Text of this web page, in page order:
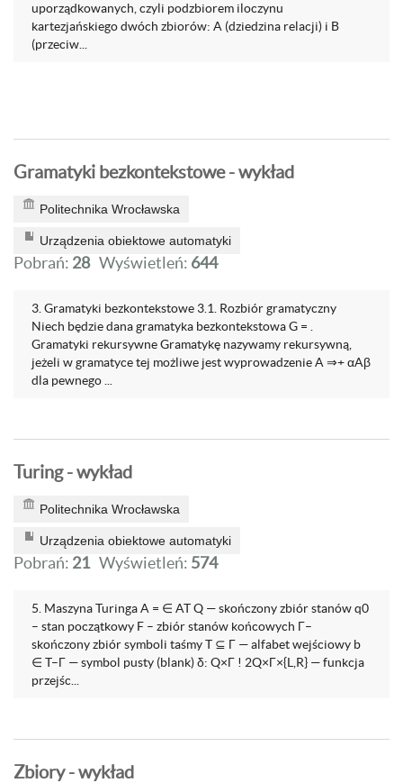
uporządkowanych, czyli podzbiorem iloczynu
kartezjańskiego dwóch zbiorów: A (dziedzina relacji) i B
(przeciw...
Gramatyki bezkontekstowe - wykład
Politechnika Wrocławska
Urządzenia obiektowe automatyki
Pobrań: 28 Wyświetleń: 644
3. Gramatyki bezkontekstowe 3.1. Rozbiór gramatyczny
Niech będzie dana gramatyka bezkontekstowa G = .
Gramatyki rekursywne Gramatykę nazywamy rekursywną,
jeżeli w gramatyce tej możliwe jest wyprowadzenie A ⇒+ αAβ
dla pewnego ...
Turing - wykład
Politechnika Wrocławska
Urządzenia obiektowe automatyki
Pobrań: 21 Wyświetleń: 574
5. Maszyna Turinga A = ∈ AT Q — skończony zbiór stanów q0
– stan początkowy F – zbiór stanów końcowych Γ–
skończony zbiór symboli taśmy T ⊆ Γ — alfabet wejściowy b
∈ T–Γ — symbol pusty (blank) δ: Q×Γ ! 2Q×Γ×{L,R} — funkcja
przejśc...
Zbiory - wykład